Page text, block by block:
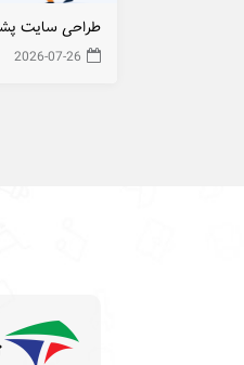
طراحی سایت
2026-07-26